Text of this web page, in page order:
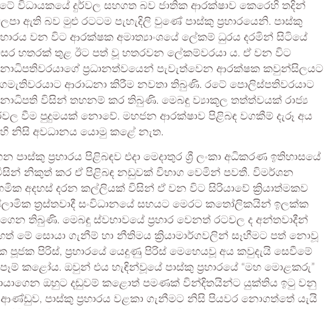
විධායකයේ දුර්වල සහගත බව ජාතික ආරක්ෂාව කෙරෙහි තදින්
ඇති බව මුළු රටටම පැහැදිලි වුණේ පාස්කු ප්‍රහාරයෙනි. පාස්කු
වන විට ආරක්ෂක අමාත්‍යාංශයේ ලේකම් ධුරය දරමින් සිටියේ
හතරක් තුළ ඊට පත් වූ හතරවන ලේකම්වරයා ය. ඒ වන විට
ප්‍රධානත්වයෙන් පැවැත්වෙන ආරක්ෂක කවුන්සිලයට
ආරාධනා කිරීම නවතා තිබුණි. රටේ පොලිස්පතිවරයාට
විසින් තහනම් කර තිබුණි. මෙබඳු ව්‍යාකූල තත්ත්වයක් රාජ්‍ය
වීම පුදුමයක් නොවේ. මහජන ආරක්ෂාව පිළිබඳ වගකීම් දැරූ අය
නිසි අවධානය යොමු කළේ නැත.
ප්‍රහාරය පිළිබඳව එදා මෙදාතුර ශ්‍රී ලංකා අධිකරණ ඉතිහාසයේ
නිකුත් කර ඒ පිළිබඳ නඩුවක් විභාග වෙමින් පවතී. විමර්ශන
අදහස් දරන කල්ලියක් විසින් ඒ වන විට සිරියාවේ ක්‍රියාත්මකව
ත්‍රස්තවාදී සංවිධානයේ සහයට මෙරට කතෝලිකයින් ඉලක්ක
තිබුණි. මෙබඳු ස්වභාවයේ ප්‍රහාර වෙනත් රටවල ද අන්තවාදීන්
මේ සොයා ගැනීම් හා නීතිමය ක්‍රියාමාර්ගවලින් සෑහීමට පත් නොවූ
පූජක පිරිස්, ප්‍රහාරයේ යෙදුණු පිරිස් මෙහෙයවූ අය කවුදැයි සෙවීමේ
කළෝය. ඔවුන් එය හැඳින්වූයේ පාස්කු ප්‍රහාරයේ “මහ මොළකරු”
ඔහුට දඬුවම් කළොත් පමණක් වින්දිතයින්ට යුක්තිය ඉටු වනු
පාස්කු ප්‍රහාරය වළකා ගැනීමට නිසි පියවර නොගත්තේ යැයි